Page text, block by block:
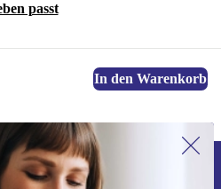
passt
In den Warenkorb
Newsletter anmelden,